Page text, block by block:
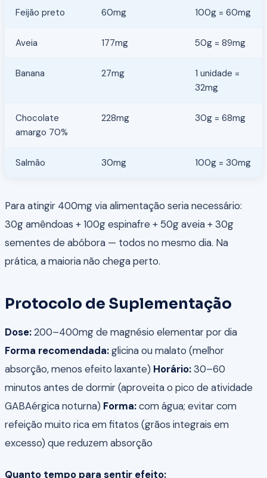
Feijão preto 60mg 100g = 60mg
Aveia 177mg 50g = 89mg
Banana 27mg
1 unidade =
32mg
Chocolate
amargo 70%
228mg 30g = 68mg
Salmão 30mg 100g = 30mg
Para atingir 400mg via alimentação seria necessário:
30g amêndoas + 100g espinafre + 50g aveia + 30g
sementes de abóbora — todos no mesmo dia. Na
prática, a maioria não chega perto.
Protocolo de Suplementação
Dose:200–400mg de magnésio elementar por dia
Forma recomendada:glicina ou malato (melhor
absorção, menos efeito laxante) Horário:30–60
minutos antes de dormir (aproveita o pico de atividade
GABAérgica noturna) Forma:com água; evitar com
refeição muito rica em fitatos (grãos integrais em
excesso) que reduzem absorção
Quanto tempo para sentir efeito: